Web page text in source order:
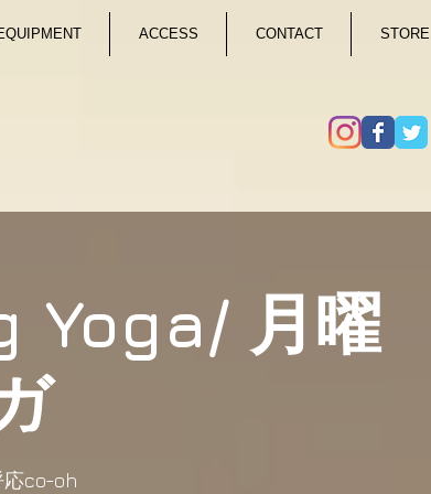
ACCESS CONTACT STORE
月曜
co-oh